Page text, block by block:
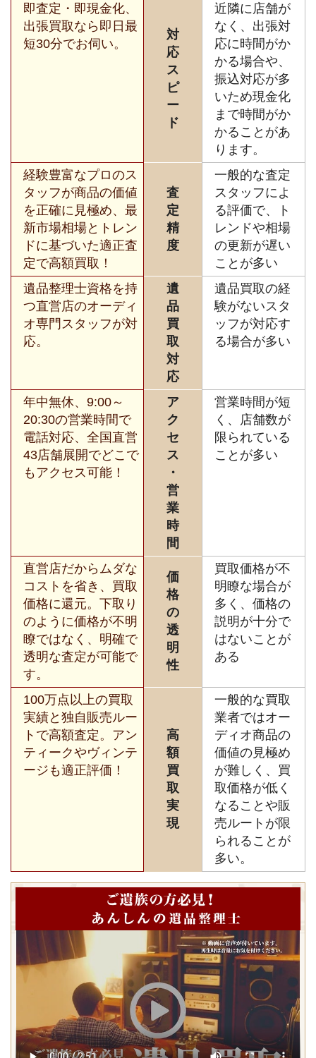
即査定・即現金化、
出張買取なら即日最
短30分でお伺い。
対
応
ス
ピ
ー
ド
近隣に店舗が
なく、出張対
応に時間がか
かる場合や、
振込対応が多
いため現金化
まで時間がか
かることがあ
ります。
経験豊富なプロのス
タッフが商品の価値
を正確に見極め、最
新市場相場とトレン
ドに基づいた適正査
定で高額買取！
査
定
精
度
一般的な査定
スタッフによ
る評価で、ト
レンドや相場
の更新が遅い
ことが多い
遺品整理士資格を持
つ直営店のオーディ
オ専門スタッフが対
応。
遺
品
買
取
対
応
遺品買取の経
験がないスタ
ッフが対応す
る場合が多い
年中無休、9:00～
20:30の営業時間で
電話対応、全国直営
43店舗展開でどこで
もアクセス可能！
ア
ク
セ
ス
・
営
業
時
間
営業時間が短
く、店舗数が
限られている
ことが多い
直営店だからムダな
コストを省き、買取
価格に還元。下取り
のように価格が不明
瞭ではなく、明確で
透明な査定が可能で
す。
価
格
の
透
明
性
買取価格が不
明瞭な場合が
多く、価格の
説明が十分で
はないことが
ある
100万点以上の買取
実績と独自販売ルー
トで高額査定。アン
ティークやヴィンテ
ージも適正評価！
高
額
買
取
実
現
一般的な買取
業者ではオー
ディオ商品の
価値の見極め
が難しく、買
取価格が低く
なることや販
売ルートが限
られることが
多い。